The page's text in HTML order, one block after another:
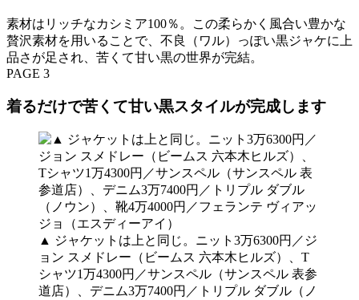
素材はリッチなカシミア100％。この柔らかく風合い豊かな
贅沢素材を用いることで、不良（ワル）っぽい黒ジャケに上
品さが足され、苦くて甘い黒の世界が完結。
PAGE 3
着るだけで苦くて甘い黒スタイルが完成します
▲ ジャケットは上と同じ。ニット3万6300円／ジ
ョン スメドレー（ビームス 六本木ヒルズ）、T
シャツ1万4300円／サンスペル（サンスペル 表参
道店）、デニム3万7400円／トリプル ダブル（ノ